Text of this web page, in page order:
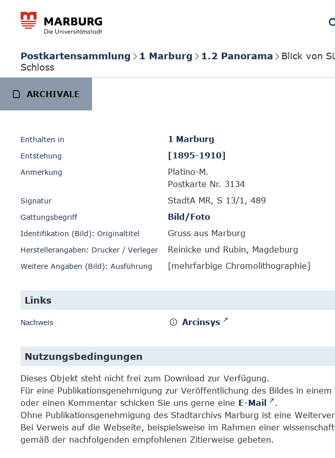
Postkartensammlung 1 Marburg 1.2 Panorama
Blick von
Schloss
ARCHIVALE
Enthalten in 1 Marburg
Entstehung [1895-1910]
Anmerkung
Platino-M.
Postkarte Nr. 3134
Signatur StadtA MR, S 13/1, 489
Gattungsbegriff Bild/Foto
Identifikation (Bild): Originaltitel Gruss aus Marburg
Herstellerangaben: Drucker / Verleger Reinicke und Rubin, Magdeburg
Weitere Angaben (Bild): Ausführung [mehrfarbige Chromolithographie]
Links
Nachweis Arcinsys
Nutzungsbedingungen
Dieses Objekt steht nicht frei zum Download zur Verfügung.
Für eine Publikationsgenehmigung zur Veröffentlichung des Bildes in
oder einen Kommentar schicken Sie uns gerne eine E-Mail
.
Ohne Publikationsgenehmigung des Stadtarchivs Marburg ist eine
Bei Verweis auf die Webseite, beispielsweise im Rahmen einer
gemäß der nachfolgenden empfohlenen Zitierweise gebeten.